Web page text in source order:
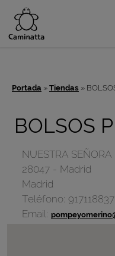
Portada » Tiendas »
BOLSOS
NUESTRA
28047- Madrid
Madrid
Teléfono: 917118837
Email: